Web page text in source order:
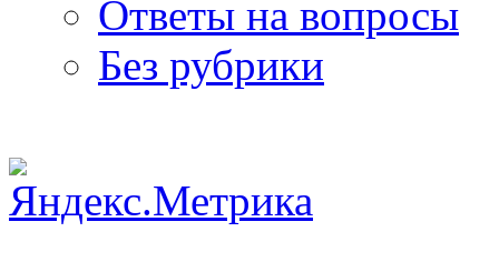
Ответы на вопросы
Без рубрики